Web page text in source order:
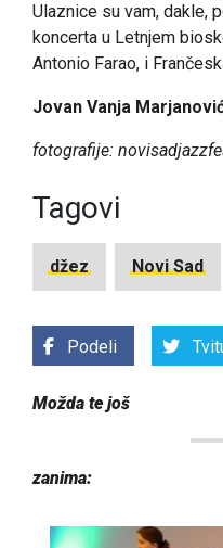
Ulaznice su vam, dakle,
koncerta u Letnjem
Antonio Farao, i
Jovan Vanja
fotografije:
Tagovi
džez Novi Sad
Podeli
Možda te još
zanima: